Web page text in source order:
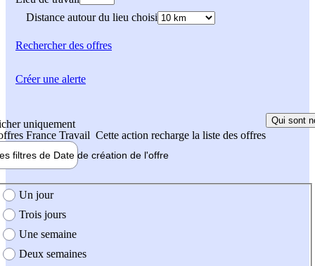
Distance autour du lieu choisi
Rechercherdes offres
uniquement
France Travail Cette action recharge la liste des offres
Qui sont
filtres de Date de création de l'offre
création de l'offre
Un jour
Trois jours
Une semaine
Deux semaines
Créer une alerte